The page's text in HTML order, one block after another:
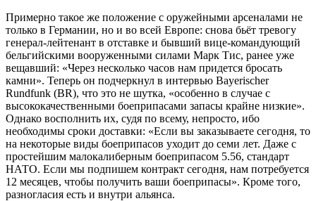
Примерно такое же положение с оружейными арсеналами не
только в Германии, но и во всей Европе: снова бьёт тревогу
генерал-лейтенант в отставке и бывший вице-командующий
бельгийскими вооруженными силами Марк Тис, ранее уже
вещавший: «Через несколько часов нам придется бросать
камни». Теперь он подчеркнул в интервью Bayerischer
Rundfunk (BR), что это не шутка, «особенно в случае с
высококачественными боеприпасами запасы крайне низкие».
Однако восполнить их, судя по всему, непросто, ибо
необходимы сроки доставки: «Если вы заказываете сегодня, то
на некоторые виды боеприпасов уходит до семи лет. Даже с
простейшим малокалиберным боеприпасом 5.56, стандарт
НАТО. Если мы подпишем контракт сегодня, нам потребуется
12 месяцев, чтобы получить ваши боеприпасы». Кроме того,
разногласия есть и внутри альянса.